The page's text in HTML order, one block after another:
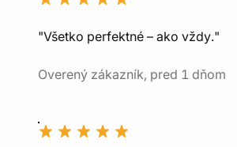
"Všetko perfektné – ako vždy."
Overený zákazník, pred 1 dňom